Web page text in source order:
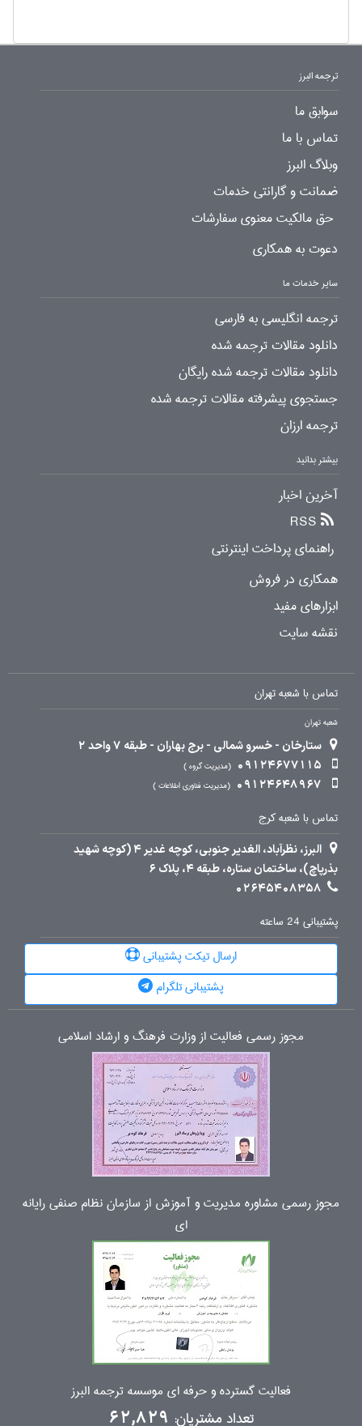
ترجمه البرز
سوابق ما
تماس با ما
وبلاگ البرز
ضمانت و گارانتی خدمات
حق مالکیت معنوی سفارشات
دعوت به همکاری
سایر خدمات ما
ترجمه انگلیسی به فارسی
دانلود مقالات ترجمه شده
دانلود مقالات ترجمه شده رایگان
جستجوی پیشرفته مقالات ترجمه شده
ترجمه ارزان
بیشتر بدانید
آخرین اخبار
RSS
راهنمای پرداخت اینترنتی
همکاری در فروش
ابزارهای مفید
نقشه سایت
تماس با شعبه تهران
شعبه تهران
ستارخان - خسرو شمالی - برج بهاران - طبقه 7 واحد 2
09124677115
مدیریت گروه
09124648967 مدیریت فناوری اطلاعات
تماس با شعبه کرج
البرز، نظرآباد، الغدیر جنوبی، کوچه غدیر 4 (کوچه شهید
بذرپاچ)، ساختمان ستاره، طبقه 4، پلاک 6
02645408358
پشتیبانی 24 ساعته
ارسال تیکت پشتیبانی
پشتیبانی تلگرام
مجوز رسمی فعالیت از وزارت فرهنگ و ارشاد اسلامی
مجوز رسمی مشاوره مدیریت و آموزش از سازمان نظام صنفی رایانه
ای
فعالیت گسترده و حرفه ای موسسه ترجمه البرز
تعداد مشتریان: 62,829